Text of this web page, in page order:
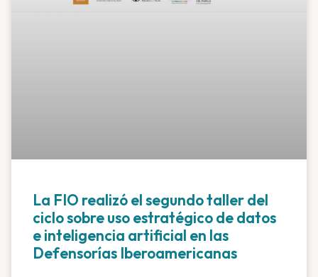
La FIO realizó el segundo taller del
ciclo sobre uso estratégico de datos
e inteligencia artificial en las
Defensorías Iberoamericanas